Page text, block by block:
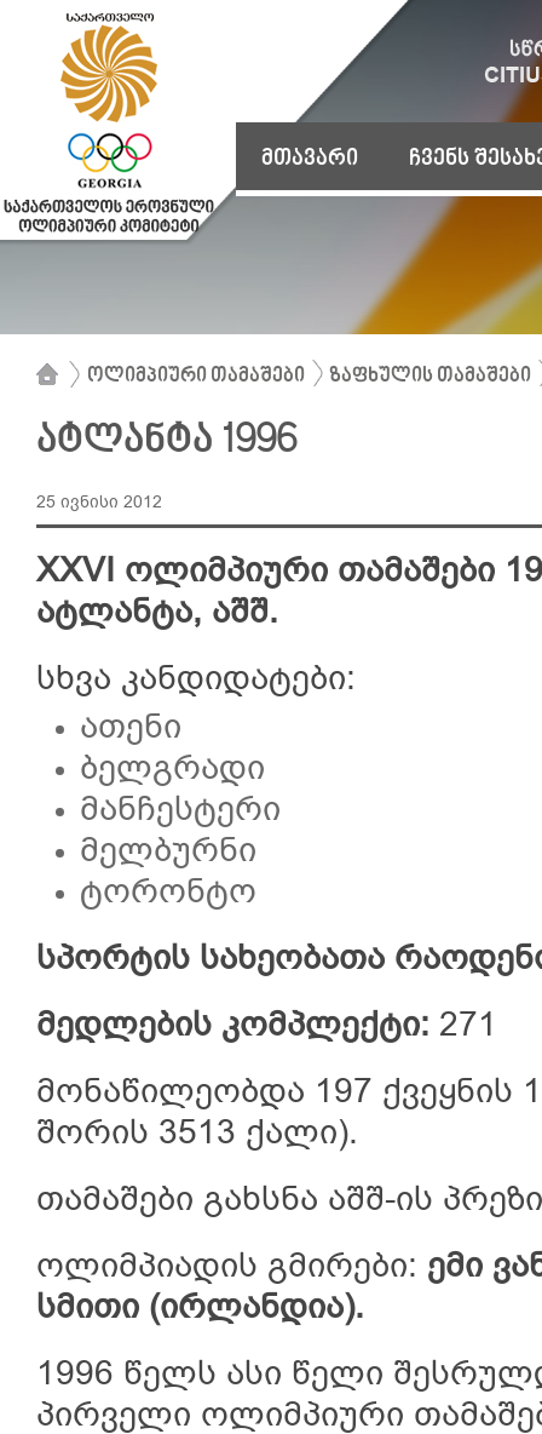
მთავარი ჩვენს
ოლიმპიური თამაშები ზაფხულის თამაშები
ატლანტა 1996
25 ივნისი 2012
XXVI ოლიმპიური თამაშები
ატლანტა, აშშ.
სხვა კანდიდატები:
ათენი
ბელგრადი
მანჩესტერი
მელბურნი
ტორონტო
სპორტის სახეობათა
მედლების კომპლექტი: 271
მონაწილეობდა 197 ქვეყნის
შორის 3513 ქალი).
თამაშები გახსნა აშშ-ის
ოლიმპიადის გმირები: ემი
სმითი (ირლანდია).
1996 წელს ასი წელი
პირველი ოლიმპიური